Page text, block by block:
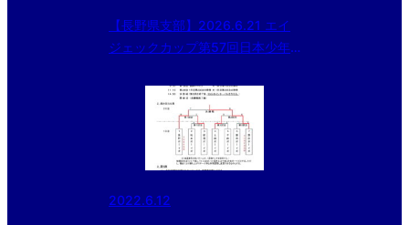
【長野県支部】2026.6.21 エイ
ジェックカップ第57回日本少年
選 準決勝球場変更について
2022.6.12